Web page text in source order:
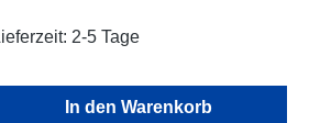
2-5 Tage
Gib den gewünschten
In den Warenkorb